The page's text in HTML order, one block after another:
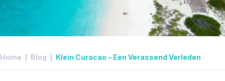
Home Blog Klein Curacao – Een Verassend Verleden